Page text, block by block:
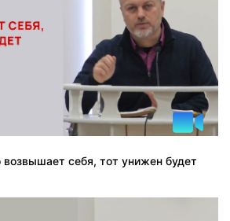
себя, тот унижен будет